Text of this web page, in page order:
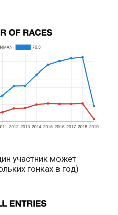
участник может
гонках в год)